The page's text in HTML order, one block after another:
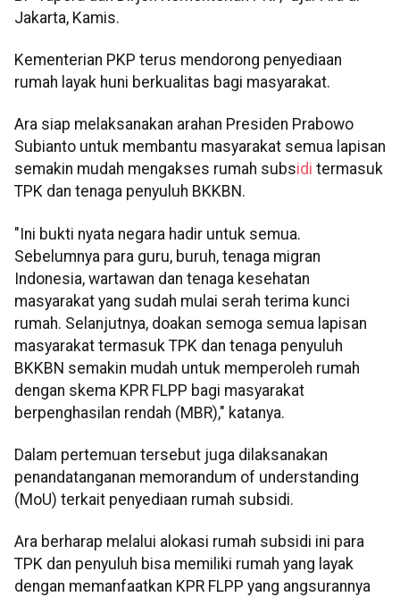
Jakarta, Kamis.
Kementerian PKP terus mendorong penyediaan
rumah layak huni berkualitas bagi masyarakat.
Ara siap melaksanakan arahan Presiden Prabowo
Subianto untuk membantu masyarakat semua lapisan
semakin mudah mengakses rumah subsidi termasuk
TPK dan tenaga penyuluh BKKBN.
"Ini bukti nyata negara hadir untuk semua.
Sebelumnya para guru, buruh, tenaga migran
Indonesia, wartawan dan tenaga kesehatan
masyarakat yang sudah mulai serah terima kunci
rumah. Selanjutnya, doakan semoga semua lapisan
masyarakat termasuk TPK dan tenaga penyuluh
BKKBN semakin mudah untuk memperoleh rumah
dengan skema KPR FLPP bagi masyarakat
berpenghasilan rendah (MBR)," katanya.
Dalam pertemuan tersebut juga dilaksanakan
penandatanganan memorandum of understanding
(MoU) terkait penyediaan rumah subsidi.
Ara berharap melalui alokasi rumah subsidi ini para
TPK dan penyuluh bisa memiliki rumah yang layak
dengan memanfaatkan KPR FLPP yang angsurannya